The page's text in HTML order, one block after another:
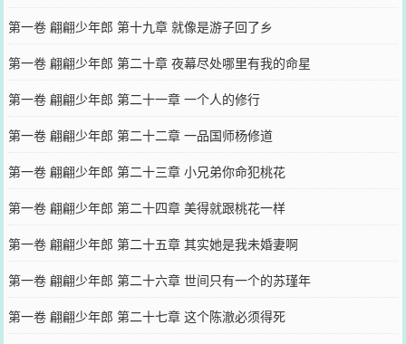
第一卷 翩翩少年郎 第十九章 就像是游子回了乡
第一卷 翩翩少年郎 第二十章 夜幕尽处哪里有我的命星
第一卷 翩翩少年郎 第二十一章 一个人的修行
第一卷 翩翩少年郎 第二十二章 一品国师杨修道
第一卷 翩翩少年郎 第二十三章 小兄弟你命犯桃花
第一卷 翩翩少年郎 第二十四章 美得就跟桃花一样
第一卷 翩翩少年郎 第二十五章 其实她是我未婚妻啊
第一卷 翩翩少年郎 第二十六章 世间只有一个的苏瑾年
第一卷 翩翩少年郎 第二十七章 这个陈澈必须得死